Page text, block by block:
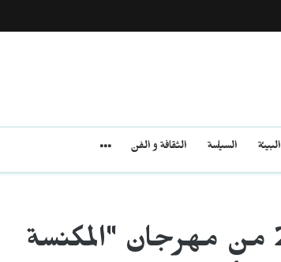
البيئة السياسة الثقافة و الفن
انطلاق فعاليات الدورة 29 من مهرجان "المكنسة